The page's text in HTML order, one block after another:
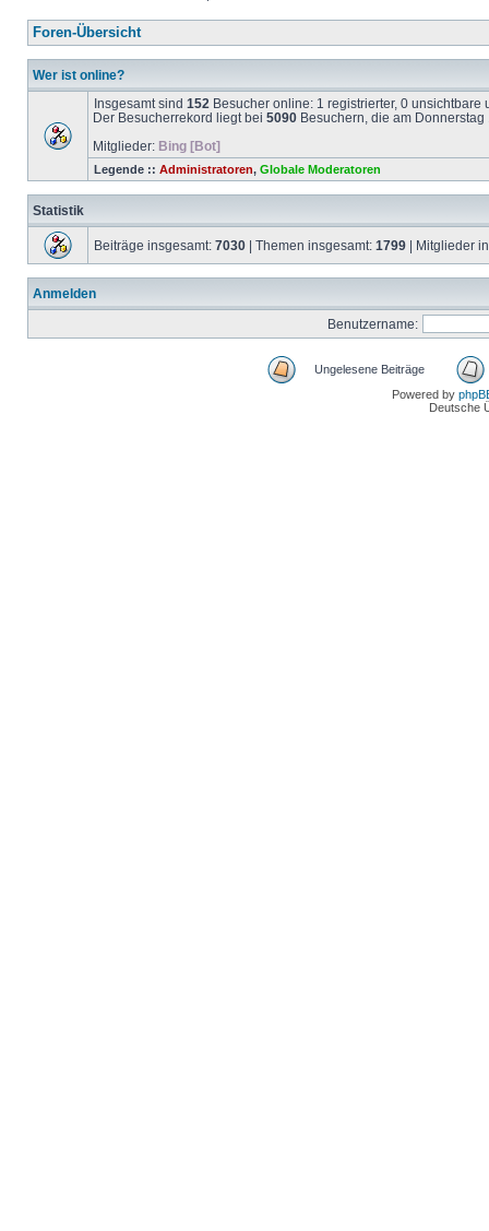
Foren-Übersicht
Wer ist online?
Insgesamt sind 152 Besucher online: 1 registrierter, 0
Der Besucherrekord liegt bei 5090 Besuchern, die am
Mitglieder: Bing [Bot]
Legende :: Administratoren, Globale Moderatoren
Statistik
Beiträge insgesamt: 7030 | Themen insgesamt: 1799 | Mitglieder
Anmelden
Benutzername:
Ungelesene Beiträge
Powered by
Deutsche